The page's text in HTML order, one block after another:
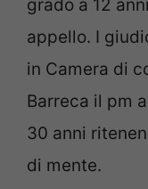
grado a 12
appello. I
in Camera di
Barreca il pm
30 anni
di mente.